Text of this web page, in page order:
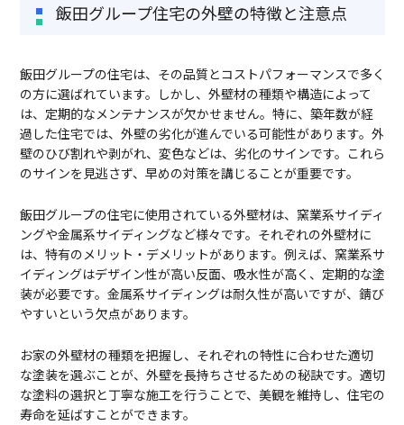
飯田グループ住宅の外壁の特徴と注意点
飯田グループの住宅は、その品質とコストパフォーマンスで多く
の方に選ばれています。しかし、外壁材の種類や構造によって
は、定期的なメンテナンスが欠かせません。特に、築年数が経
過した住宅では、外壁の劣化が進んでいる可能性があります。外
壁のひび割れや剥がれ、変色などは、劣化のサインです。これら
のサインを見逃さず、早めの対策を講じることが重要です。
飯田グループの住宅に使用されている外壁材は、窯業系サイディ
ングや金属系サイディングなど様々です。それぞれの外壁材に
は、特有のメリット・デメリットがあります。例えば、窯業系サ
イディングはデザイン性が高い反面、吸水性が高く、定期的な塗
装が必要です。金属系サイディングは耐久性が高いですが、錆び
やすいという欠点があります。
お家の外壁材の種類を把握し、それぞれの特性に合わせた適切
な塗装を選ぶことが、外壁を長持ちさせるための秘訣です。適切
な塗料の選択と丁寧な施工を行うことで、美観を維持し、住宅の
寿命を延ばすことができます。